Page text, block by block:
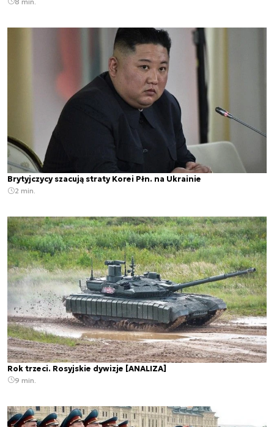
Brytyjczycy szacują straty Korei Płn. na Ukrainie
2 min.
Rok trzeci. Rosyjskie dywizje [ANALIZA]
9 min.